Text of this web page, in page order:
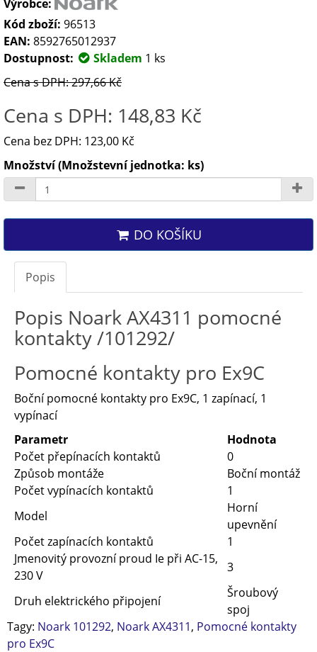
Výrobce:
Kód zboží: 96513
EAN: 8592765012937
Dostupnost:
Skladem 1 ks
Cena s DPH: 297,66 Kč
Cena s DPH: 148,83 Kč
Cena bez DPH: 123,00 Kč
Množství (Množstevní jednotka: ks)
DO KOŠÍKU
Popis
Popis Noark AX4311 pomocné
kontakty /101292/
Pomocné kontakty pro Ex9C
Boční pomocné kontakty pro Ex9C, 1 zapínací, 1
vypínací
Parametr
Hodnota
Počet přepínacích kontaktů
0
Způsob montáže
Boční montáž
Počet vypínacích kontaktů
1
Model
Horní
upevnění
Počet zapínacích kontaktů
1
Jmenovitý provozní proud Ie při AC-15,
230 V
3
Druh elektrického připojení
Šroubový
spoj
Tagy: Noark 101292, Noark AX4311, Pomocné kontakty
pro Ex9C